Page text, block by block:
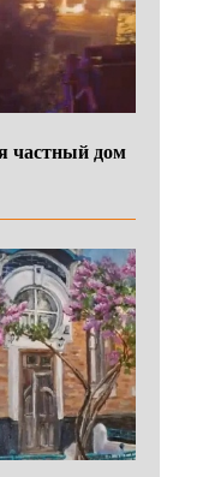
частный дом